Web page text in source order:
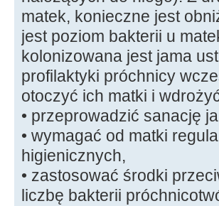
matek, konieczne jest
jest poziom bakterii u
kolonizowana jest jama
profilaktyki próchnicy
otoczyć ich matki i
• przeprowadzić sanację
• wymagać od matki
higienicznych,
• zastosować środki
liczbę bakterii